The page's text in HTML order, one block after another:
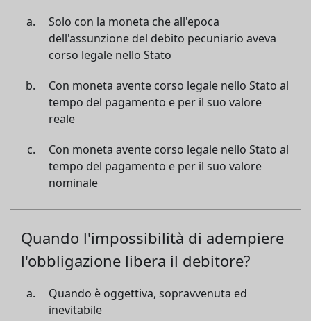
Solo con la moneta che all'epoca
dell'assunzione del debito pecuniario aveva
corso legale nello Stato
Con moneta avente corso legale nello Stato al
tempo del pagamento e per il suo valore
reale
Con moneta avente corso legale nello Stato al
tempo del pagamento e per il suo valore
nominale
Quando l'impossibilità di adempiere
l'obbligazione libera il debitore?
Quando è oggettiva, sopravvenuta ed
inevitabile